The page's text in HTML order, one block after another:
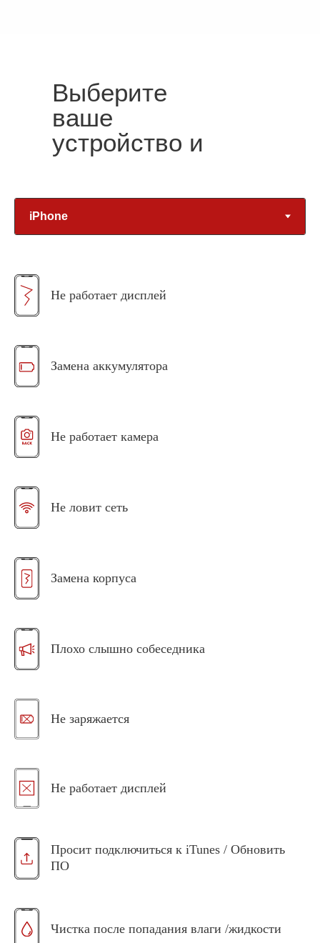
Выберите
ваше
устройство и
Не работает дисплей
Замена аккумулятора
Не работает камера
Не ловит сеть
Замена корпуса
Плохо слышно собеседника
Не заряжается
Не работает дисплей
Просит подключиться к iTunes / Обновить
ПО
Чистка после попадания влаги /жидкости